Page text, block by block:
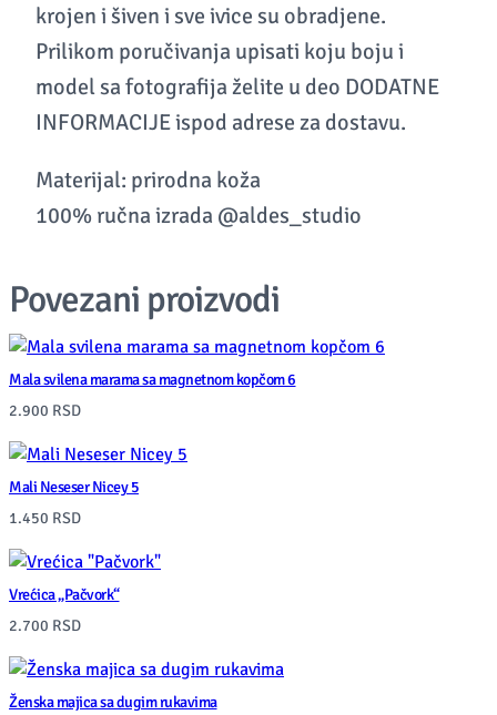
b
i
c
a
q
u
a
n
t
i
t
y
krojen i šiven i sve ivice su obradjene.
Prilikom poručivanja upisati koju boju i
model sa fotografija želite u deo DODATNE
INFORMACIJE ispod adrese za dostavu.
Materijal: prirodna koža
100% ručna izrada @aldes_studio
Povezani proizvodi
Mala svilena marama sa magnetnom kopčom 6
2.900 RSD
Mali Neseser Nicey 5
1.450 RSD
Vrećica „Pačvork“
2.700 RSD
Ženska majica sa dugim rukavima